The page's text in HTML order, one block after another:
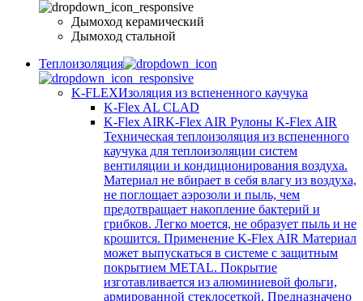
Дымоход керамический
Дымоход стальной
Теплоизоляция
K-FLEXИзоляция из вспененного каучука
K-Flex AL CLAD
K-Flex AIRK-Flex AIR Рулоны K-Flex AIR
Техническая теплоизоляция из вспененного
каучука для теплоизоляции систем
вентиляции и кондиционирования воздуха.
Материал не вбирает в себя влагу из воздуха,
не поглощает аэрозоли и пыль, чем
предотвращает накопление бактерий и
грибков. Легко моется, не образует пыль и не
крошится. Применение K-Flex AIR Материал
может выпускаться в системе c защитным
покрытием METAL. Покрытие
изготавливается из алюминиевой фольги,
армированной стеклосеткой. Предназначено